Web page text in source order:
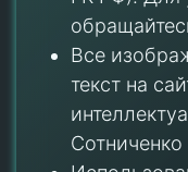
Все
текст на